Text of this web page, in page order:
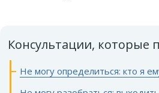
Консультации, которые
Не могу определиться: кто я